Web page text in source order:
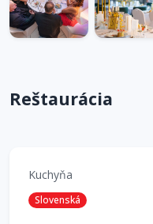
Reštaurácia
Kuchyňa
Slovenská